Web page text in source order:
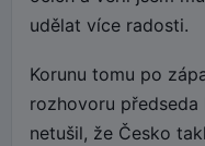
udělat více radosti.
Korunu tomu po
rozhovoru předseda
netušil, že Česko